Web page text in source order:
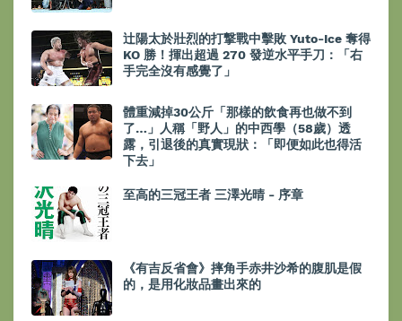
辻陽太於壯烈的打撃戰中擊敗 Yuto-Ice 奪得
KO 勝！揮出超過 270 發逆水平手刀：「右
手完全沒有感覺了」
體重減掉30公斤「那樣的飲食再也做不到
了…」人稱「野人」的中西學（58歲）透
露，引退後的真實現狀：「即便如此也得活
下去」
至高的三冠王者 三澤光晴 - 序章
《有吉反省會》摔角手赤井沙希的腹肌是假
的，是用化妝品畫出來的